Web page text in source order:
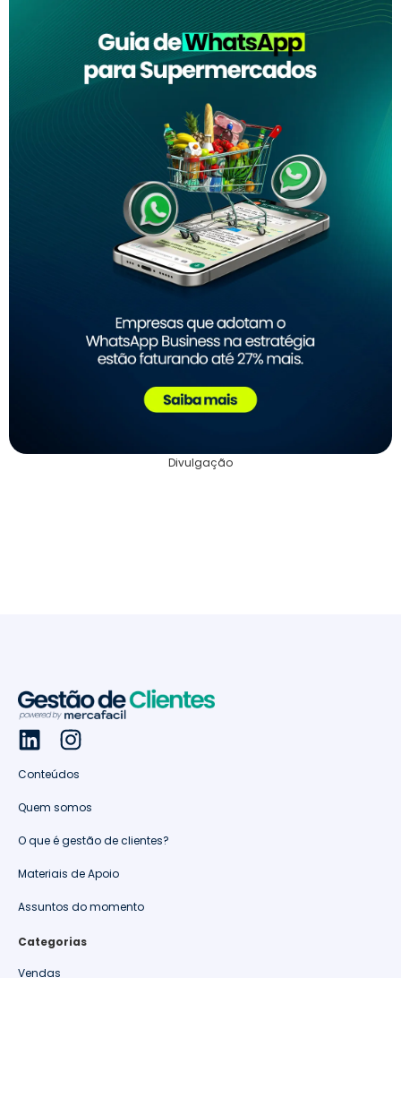
Divulgação
Conteúdos
Quem somos
O que é gestão de clientes?
Materiais de Apoio
Assuntos do momento
Categorias
Vendas